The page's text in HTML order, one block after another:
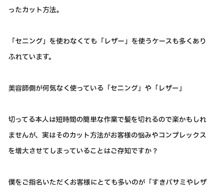
ったカット方法。
「セニング」を使わなくても「レザー」を使うケースも多くあり
ふれています。
美容師側が何気なく使っている「セニング」や「レザー」
切ってる本人は短時間の簡単な作業で髪を切れるので楽かもしれ
ませんが、実はそのカット方法がお客様の悩みやコンプレックス
を増大させてしまっていることはご存知ですか？
僕をご指名いただくお客様にとても多いのが「すきバサミやレザ